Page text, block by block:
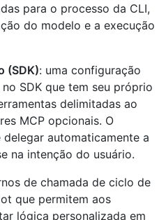
para o processo da CLI,
do modelo e a execução
(SDK): uma configuração
SDK que tem seu próprio
delimitadas ao
MCP opcionais. O
automaticamente a
na intenção do usuário.
de chamada de ciclo de
que permitem aos
lógica personalizada em